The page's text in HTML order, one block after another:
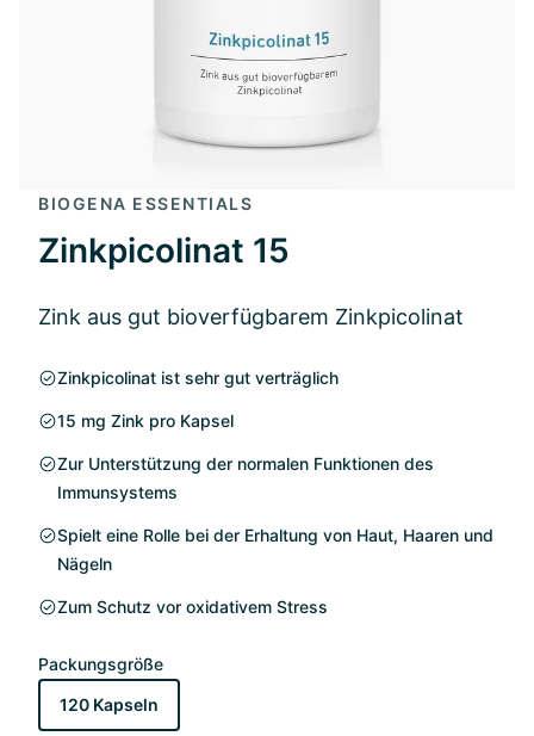
BIOGENA ESSENTIALS
Zinkpicolinat 15
Zink aus gut bioverfügbarem Zinkpicolinat
Zinkpicolinat ist sehr gut verträglich
15 mg Zink pro Kapsel
Zur Unterstützung der normalen Funktionen des
Immunsystems
Spielt eine Rolle bei der Erhaltung von Haut, Haaren und
Nägeln
Zum Schutz vor oxidativem Stress
Packungsgröße
120 Kapseln